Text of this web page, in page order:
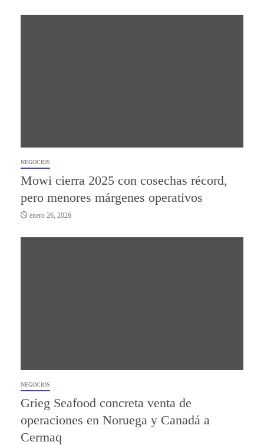
NEGOCIOS
Mowi cierra 2025 con cosechas récord,
pero menores márgenes operativos
enero 26, 2026
NEGOCIOS
Grieg Seafood concreta venta de
operaciones en Noruega y Canadá a
Cermaq